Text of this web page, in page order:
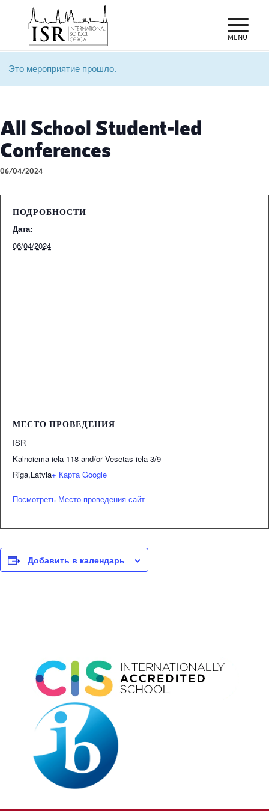
Это мероприятие прошло.
All School Student-led
Conferences
06/04/2024
ПОДРОБНОСТИ
Дата:
06/04/2024
МЕСТО ПРОВЕДЕНИЯ
ISR
Kalnciema iela 118 and/or Vesetas iela 3/9
Riga,Latvia+ Карта Google
Посмотреть Место проведения сайт
Добавить в календарь